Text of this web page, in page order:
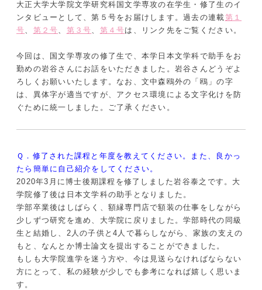
大正大学大学院文学研究科国文学専攻の在学生・修了生のイ
ンタビューとして、第５号をお届けします。過去の連載第１
号、 第２号、 第３号、 第４号は、リンク先をご覧ください。
今回は、国文学専攻の修了生で、本学日本文学科で助手をお
勤めの岩谷さんにお話をいただきました。岩谷さんどうぞよ
ろしくお願いいたします。なお、文中森鴎外の「鴎」の字
は、異体字が適当ですが、アクセス環境による文字化けを防
ぐために統一しました。ご了承ください。
Ｑ．修了された課程と年度を教えてください。また、良かっ
たら簡単に自己紹介をしてください。
2020年3月に博士後期課程を修了しました岩谷泰之です。大
学院修了後は日本文学科の助手となりました。
学部卒業後はしばらく、額縁専門店で額装の仕事をしながら
少しずつ研究を進め、大学院に戻りました。学部時代の同級
生と結婚し、2人の子供と4人で暮らしながら、家族の支えの
もと、なんとか博士論文を提出することができました。
もしも大学院進学を迷う方や、今は見送らなければならない
方にとって、私の経験が少しでも参考になれば嬉しく思いま
す。